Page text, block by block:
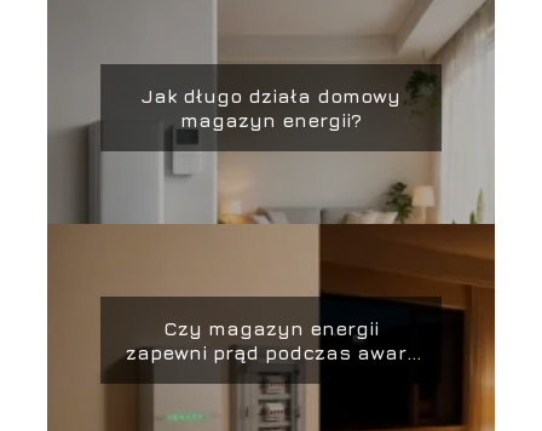
Jak długo działa domowy
magazyn energii?
Czy magazyn energii
zapewni prąd podczas awarii
sieci?